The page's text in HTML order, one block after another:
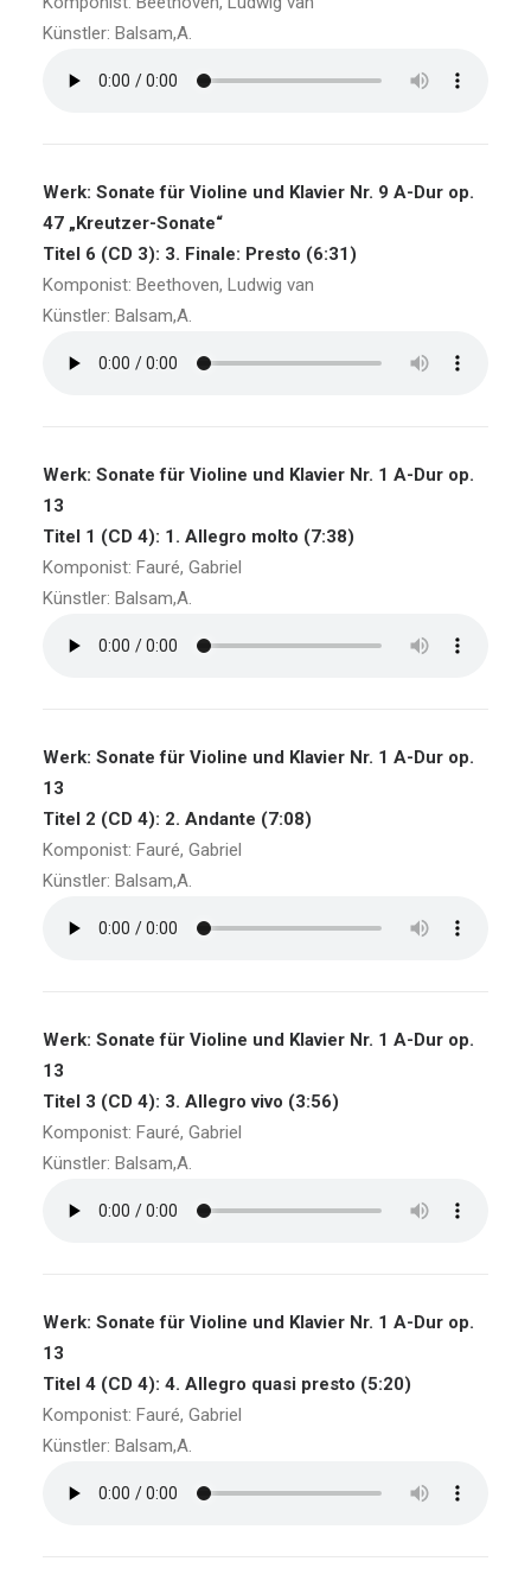
Künstler: Balsam,A.
Werk: Sonate für Violine und Klavier Nr. 9 A-Dur op.
47 „Kreutzer-Sonate“
Titel 6 (CD 3): 3. Finale: Presto (6:31)
Komponist: Beethoven, Ludwig van
Künstler: Balsam,A.
Werk: Sonate für Violine und Klavier Nr. 1 A-Dur op.
13
Titel 1 (CD 4): 1. Allegro molto (7:38)
Komponist: Fauré, Gabriel
Künstler: Balsam,A.
Werk: Sonate für Violine und Klavier Nr. 1 A-Dur op.
13
Titel 2 (CD 4): 2. Andante (7:08)
Komponist: Fauré, Gabriel
Künstler: Balsam,A.
Werk: Sonate für Violine und Klavier Nr. 1 A-Dur op.
13
Titel 3 (CD 4): 3. Allegro vivo (3:56)
Komponist: Fauré, Gabriel
Künstler: Balsam,A.
Werk: Sonate für Violine und Klavier Nr. 1 A-Dur op.
13
Titel 4 (CD 4): 4. Allegro quasi presto (5:20)
Komponist: Fauré, Gabriel
Künstler: Balsam,A.